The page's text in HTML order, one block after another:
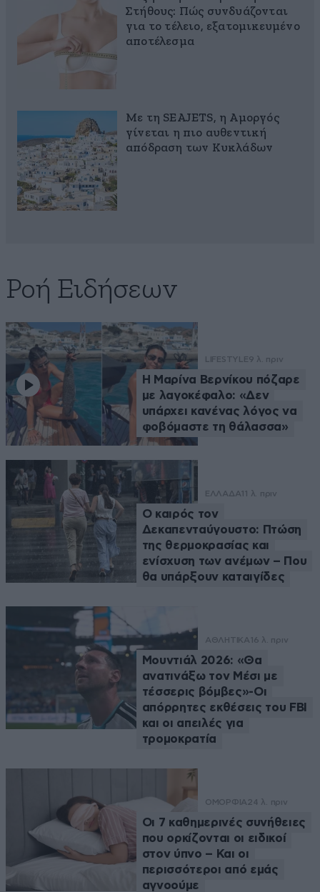
Στήθους: Πώς συνδυάζονται
για το τέλειο, εξατομικευμένο
αποτέλεσμα
Με τη SEAJETS, η Αμοργός
γίνεται η πιο αυθεντική
απόδραση των Κυκλάδων
Ροή Ειδήσεων
LIFESTYLE9 λ. πριν
Η Μαρίνα Βερνίκου πόζαρε
με λαγοκέφαλο: «Δεν
υπάρχει κανένας λόγος να
φοβόμαστε τη θάλασσα»
ΕΛΛΑΔΑ 11 λ. πριν
Ο καιρός τον
Δεκαπενταύγουστο: Πτώση
της θερμοκρασίας και
ενίσχυση των ανέμων – Που
θα υπάρξουν καταιγίδες
ΑΘΛΗΤΙΚΑ 16 λ. πριν
Μουντιάλ 2026: «Θα
ανατινάξω τον Μέσι με
τέσσερις βόμβες»-Οι
απόρρητες εκθέσεις του FBI
και οι απειλές για
τρομοκρατία
ΟΜΟΡΦΙΑ 24 λ. πριν
Οι 7 καθημερινές συνήθειες
που ορκίζονται οι ειδικοί
στον ύπνο – Και οι
περισσότεροι από εμάς
αγνοούμε